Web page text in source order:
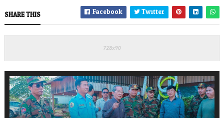
SHARE THIS Facebook Twitter